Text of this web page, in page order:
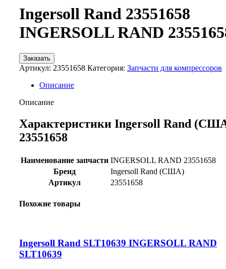
Ingersoll Rand 23551658
INGERSOLL RAND
Заказать
Артикул: 23551658 Категория: Запчасти для компрессоров
Описание
Описание
Характеристики Ingersoll Rand
23551658
Наименование запчасти INGERSOLL RAND 23551658
Бренд
Ingersoll Rand (США)
Артикул
23551658
Похожие товары
Ingersoll Rand SLT10639 INGERSOLL RAND
SLT10639